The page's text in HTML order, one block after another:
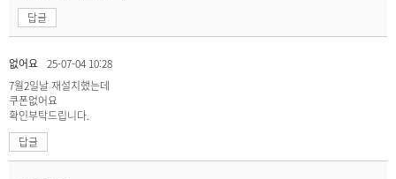
답글
없어요 25-07-04 10:28
7월2일날 재설치했는데
쿠폰없어요
확인부탁드립니다.
답글